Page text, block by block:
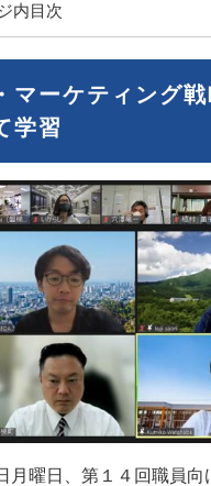
内目次
マーケティング戦
学習
月曜日、第１４回職員向